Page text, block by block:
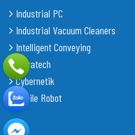
Industrial PC
Industrial Vacuum Cleaners
Intelligent Conveying
Shiratech
Cybernetik
Mobile Robot